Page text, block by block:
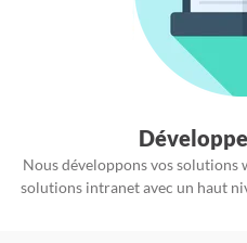
Nous développons vos solutions
solutions intranet avec un haut